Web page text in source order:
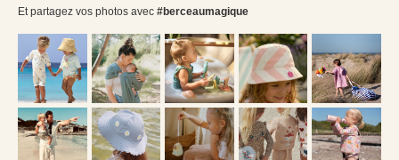
Et partagez vos photos avec #berceaumagique